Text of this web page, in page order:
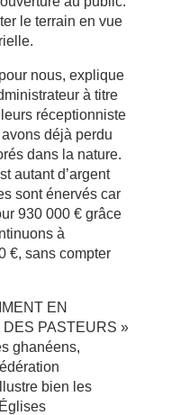
le terrain en vue
nous, explique
à titre
réceptionniste
déjà perdu
dans la nature.
autant d’argent
sont énervés car
930 000 € grâce
à
€, sans compter
EN
PASTEURS »
ghanéens,
bien les